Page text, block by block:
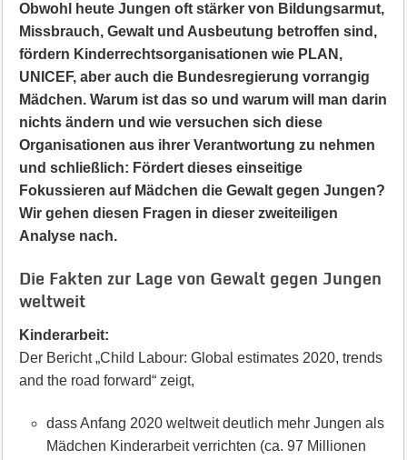
Obwohl heute Jungen oft stärker von Bildungsarmut,
Missbrauch, Gewalt und Ausbeutung betroffen sind,
fördern Kinderrechtsorganisationen wie PLAN,
UNICEF, aber auch die Bundesregierung vorrangig
Mädchen. Warum ist das so und warum will man darin
nichts ändern und wie versuchen sich diese
Organisationen aus ihrer Verantwortung zu nehmen
und schließlich: Fördert dieses einseitige
Fokussieren auf Mädchen die Gewalt gegen Jungen?
Wir gehen diesen Fragen in dieser zweiteiligen
Analyse nach.
Die Fakten zur Lage von Gewalt gegen Jungen
weltweit
Kinderarbeit:
Der Bericht „Child Labour: Global estimates 2020, trends
and the road forward“ zeigt,
dass Anfang 2020 weltweit deutlich mehr Jungen als
Mädchen Kinderarbeit verrichten (ca. 97 Millionen